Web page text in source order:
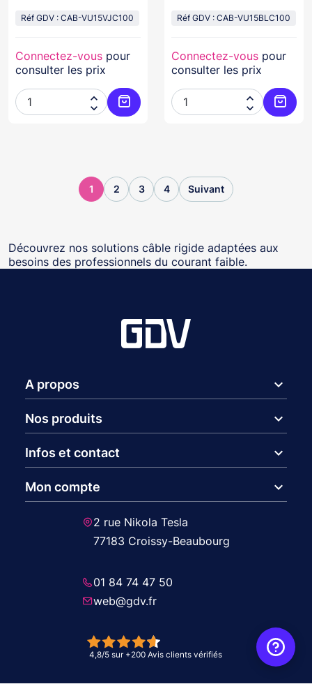
Réf GDV : CAB-VU15VJC100
Connectez-vous pour
consulter les prix


Ajouter au panier
Réf GDV : CAB-VU15BLC100
Connectez-vous pour
consulter les prix


1 2 3 4 Suivant
Découvrez nos solutions câble rigide adaptées aux
besoins des professionnels du courant faible.
A propos expand_more
Nos produits expand_more
Infos et contact expand_more
Mon compte expand_more
2 rue Nikola Tesla
77183 Croissy-Beaubourg
01 84 74 47 50
web@gdv.fr